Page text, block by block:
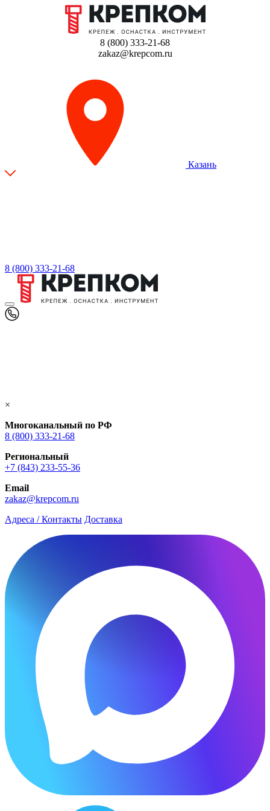
8 (800) 333-21-68
zakaz@krepcom.ru
Казань
8 (800) 333-21-68
×
Многоканальный по РФ
8 (800) 333‑21-68
Региональный
+7 (843) 233-55-36
Email
zakaz@krepcom.ru
Адреса / Контакты Доставка